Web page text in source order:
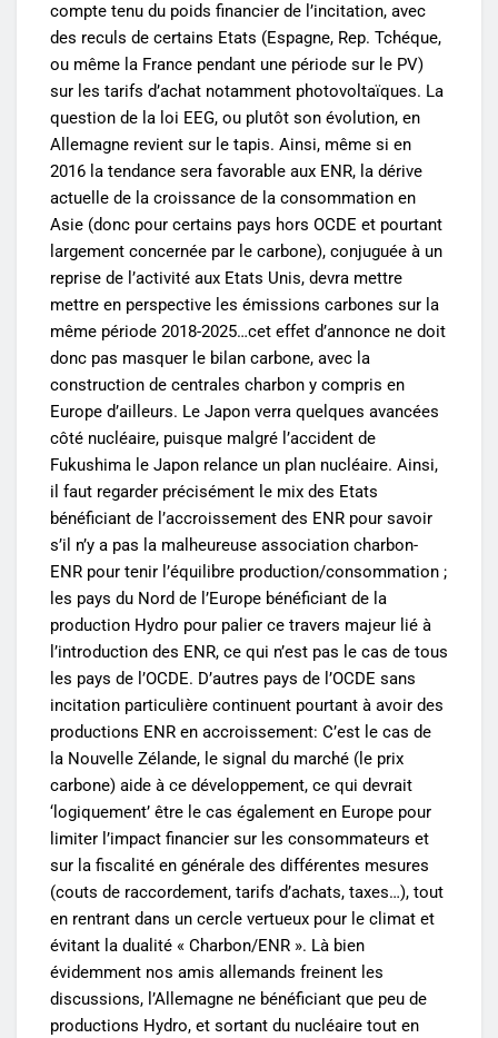
compte tenu du poids financier de l’incitation, avec
des reculs de certains Etats (Espagne, Rep. Tchéque,
ou même la France pendant une période sur le PV)
sur les tarifs d’achat notamment photovoltaïques. La
question de la loi EEG, ou plutôt son évolution, en
Allemagne revient sur le tapis. Ainsi, même si en
2016 la tendance sera favorable aux ENR, la dérive
actuelle de la croissance de la consommation en
Asie (donc pour certains pays hors OCDE et pourtant
largement concernée par le carbone), conjuguée à un
reprise de l’activité aux Etats Unis, devra mettre
mettre en perspective les émissions carbones sur la
même période 2018-2025…cet effet d’annonce ne doit
donc pas masquer le bilan carbone, avec la
construction de centrales charbon y compris en
Europe d’ailleurs. Le Japon verra quelques avancées
côté nucléaire, puisque malgré l’accident de
Fukushima le Japon relance un plan nucléaire. Ainsi,
il faut regarder précisément le mix des Etats
bénéficiant de l’accroissement des ENR pour savoir
s’il n’y a pas la malheureuse association charbon-
ENR pour tenir l’équilibre production/consommation ;
les pays du Nord de l’Europe bénéficiant de la
production Hydro pour palier ce travers majeur lié à
l’introduction des ENR, ce qui n’est pas le cas de tous
les pays de l’OCDE. D’autres pays de l’OCDE sans
incitation particulière continuent pourtant à avoir des
productions ENR en accroissement: C’est le cas de
la Nouvelle Zélande, le signal du marché (le prix
carbone) aide à ce développement, ce qui devrait
‘logiquement’ être le cas également en Europe pour
limiter l’impact financier sur les consommateurs et
sur la fiscalité en générale des différentes mesures
(couts de raccordement, tarifs d’achats, taxes…), tout
en rentrant dans un cercle vertueux pour le climat et
évitant la dualité « Charbon/ENR ». Là bien
évidemment nos amis allemands freinent les
discussions, l’Allemagne ne bénéficiant que peu de
productions Hydro, et sortant du nucléaire tout en